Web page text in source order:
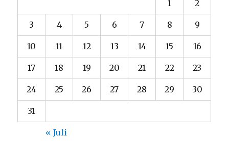
1 2
3 4 5 6 7 8 9
10 11 12 13 14 15 16
17 18 19 20 21 22 23
24 25 26 27 28 29 30
31
« Juli